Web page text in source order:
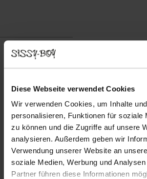
Diese Webseite verwendet Cookies
Wir verwenden Cookies, um Inhalte
personalisieren, Funktionen für soziale
zu können und die Zugriffe auf unsere
analysieren. Außerdem geben wir
Verwendung unserer Website an
soziale Medien, Werbung und
Partner führen diese Informationen
THE DUCHESS SAMTHOCKER -
Wunderschöner Samthocker aus der neuen
Der weiche Samt gibt dem Hocker eine
für dein The Duchess-Sofa oder -Loveseat.
Modell wählen
2 Stoff wählen: Juke - Dark Green Hunter